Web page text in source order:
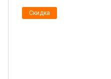
Скидка